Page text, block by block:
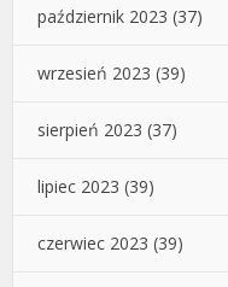
październik 2023 (37)
wrzesień 2023 (39)
sierpień 2023 (37)
lipiec 2023 (39)
czerwiec 2023 (39)